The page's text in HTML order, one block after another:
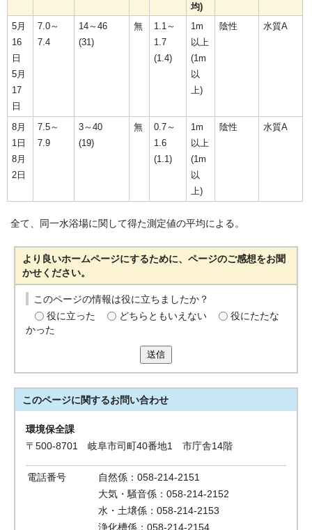
均)
5月
16
日
5月
17
日
7.0～
7.4
14～46
(31)
無
1.1～
1.7
(1.4)
1m
以上
(1m
以
上)
陰性 水質A
8月
1日
8月
2日
7.5～
7.9
3～40
(19)
無
0.7～
1.6
(1.1)
1m
以上
(1m
以
上)
陰性 水質A
全て、同一水浴場に関して得た測定値の平均による。
より良いホームページにするために、ページのご感想をお聞
かせください。
このページの情報は役に立ちましたか？
役に立った
どちらともいえない
役にたたな
かった
送信
このページに関するお問い合わせ
環境保全課
〒500-8701 岐阜市司町40番地1 市庁舎14階
電話番号
自然係：058-214-2151
大気・騒音係：058-214-2152
水・土壌係：058-214-2153
浄化槽係：058-214-2154